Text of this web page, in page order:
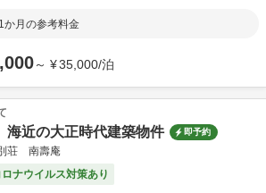
か月の参考料金
～ ¥35,000/泊
海近の大正時代建築物件 即予約
荘 南壽庵
ナウイルス対策あり